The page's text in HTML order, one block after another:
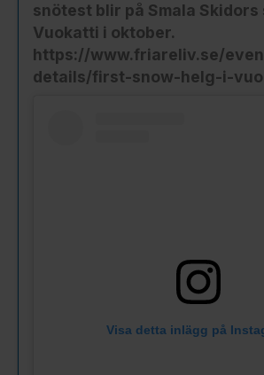
snötest blir på Smala Skidors
Vuokatti i oktober.
https://www.friareliv.se/
details/first-snow-helg-i-
Visa detta inlägg på